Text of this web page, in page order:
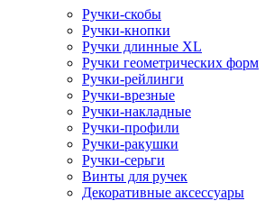
Ручки-скобы
Ручки-кнопки
Ручки длинные XL
Ручки геометрических форм
Ручки-рейлинги
Ручки-врезные
Ручки-накладные
Ручки-профили
Ручки-ракушки
Ручки-серьги
Винты для ручек
Декоративные аксессуары